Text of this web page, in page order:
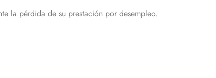
la pérdida de su prestación por desempleo.